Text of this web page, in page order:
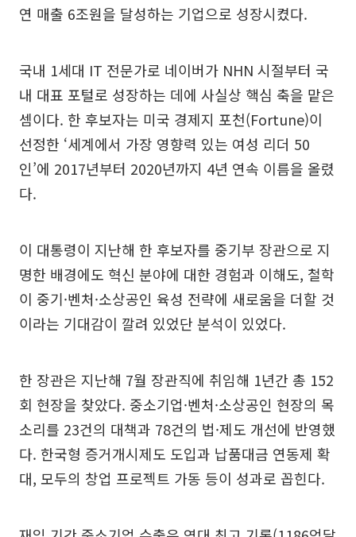
연 매출 6조원을 달성하는 기업으로 성장시켰다.
국내 1세대 IT 전문가로 네이버가 NHN 시절부터 국
내 대표 포털로 성장하는 데에 사실상 핵심 축을 맡은
셈이다. 한 후보자는 미국 경제지 포천(Fortune)이
선정한 ‘세계에서 가장 영향력 있는 여성 리더 50
인’에 2017년부터 2020년까지 4년 연속 이름을 올렸
다.
이 대통령이 지난해 한 후보자를 중기부 장관으로 지
명한 배경에도 혁신 분야에 대한 경험과 이해도, 철학
이 중기·벤처·소상공인 육성 전략에 새로움을 더할 것
이라는 기대감이 깔려 있었단 분석이 있었다.
한 장관은 지난해 7월 장관직에 취임해 1년간 총 152
회 현장을 찾았다. 중소기업·벤처·소상공인 현장의 목
소리를 23건의 대책과 78건의 법·제도 개선에 반영했
다. 한국형 증거개시제도 도입과 납품대금 연동제 확
대, 모두의 창업 프로젝트 가동 등이 성과로 꼽힌다.